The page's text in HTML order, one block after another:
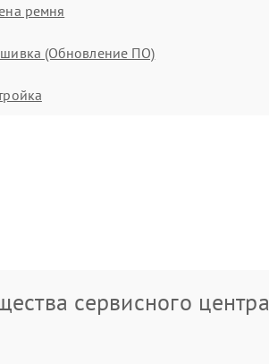
ремня
(Обновление ПО)
сервисного центра